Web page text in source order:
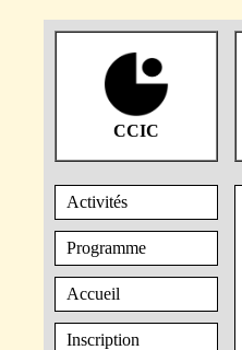
CCIC
Activités
Programme
Accueil
Inscription